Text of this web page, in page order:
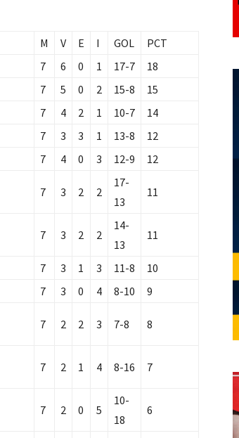
M V E I GOL
PCT
7 6 0 1 17-7
18
7 5 0 2 15-8
15
7 4 2 1 10-7
14
7 3 3 1 13-8
12
7 4 0 3 12-9 12
7 3 2 2
17-
13
11
7 3 2 2
14-
13
11
7 3 1 3 11-8
10
7 3 0 4 8-10
9
7 2 2 3 7-8 8
7 2 1 4 8-16 7
7 2 0 5
10-
18
6